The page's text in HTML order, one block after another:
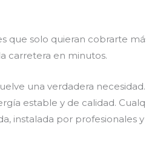
que solo quieran cobrarte
carretera en minutos.
una verdadera
estable y de calidad.
instalada por profesionales